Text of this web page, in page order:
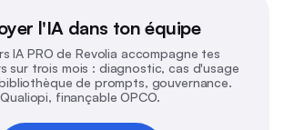
l'IA dans ton équipe
IA PRO de Revolia accompagne tes
sur trois mois : diagnostic, cas d'usage
de prompts, gouvernance.
Qualiopi, finançable OPCO.